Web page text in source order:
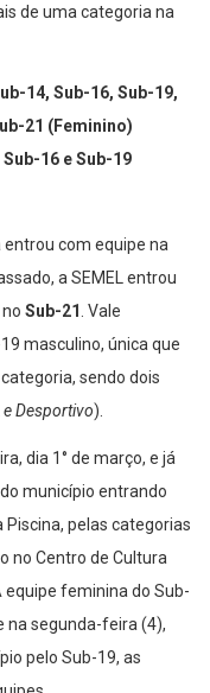
de uma categoria na
14, Sub-16, Sub-19,
21 (Feminino)
16 e Sub-19
com equipe na
a SEMEL entrou
Sub-21. Vale
masculino, única que
sendo dois
e Desportivo).
dia 1° de março, e já
município entrando
pelas categorias
no Centro de Cultura
feminina do Sub-
na segunda-feira (4),
pelo Sub-19, as